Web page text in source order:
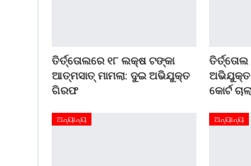
ତିର୍ତ୍ତୋଲରେ ୧୮ ଲକ୍ଷ ଟଙ୍କା
ଆତ୍ମସାତ୍ ମାମଲା: ଦୁଇ ଅଭିଯୁକ୍ତ
ଗିରଫ
ଅଭିଯୁକ୍ତ
କୋର୍ଟ
ଅନ୍ୟାନ୍ୟ ଅନ୍ୟାନ୍ୟ